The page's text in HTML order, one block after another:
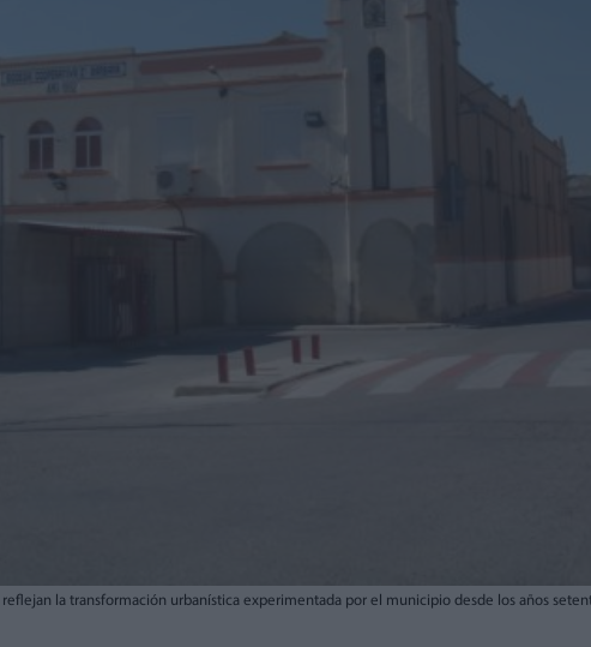
la transformación urbanística experimentada por el municipio desde los años